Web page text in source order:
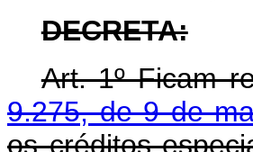
DECRETA:
Art. 1º Ficam
9.275, de 9 de
os créditos